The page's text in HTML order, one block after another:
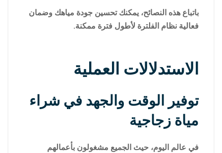
باتباع هذه النصائح، يمكنك تحسين جودة مياهك وضمان
فعالية نظام الفلترة لأطول فترة ممكنة.
الاستدلالات العملية
توفير الوقت والجهد في شراء
مياة زجاجية
في عالم اليوم، حيث الجميع مشغولون بأعمالهم